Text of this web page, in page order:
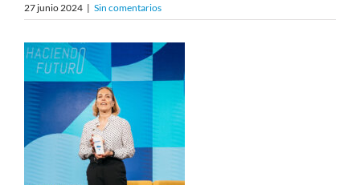
27 junio 2024 | Sin comentarios